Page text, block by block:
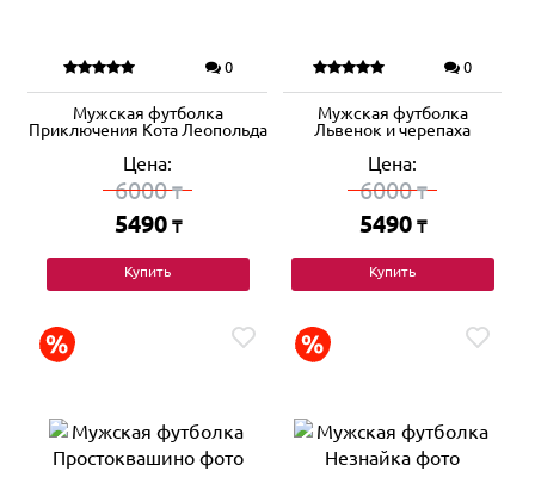
0
Мужская футболка
Приключения Кота Леопольда
Цена:
6000₸
5490 ₸
Купить
0
Мужская футболка
Львенок и черепаха
Цена:
6000₸
5490 ₸
Купить